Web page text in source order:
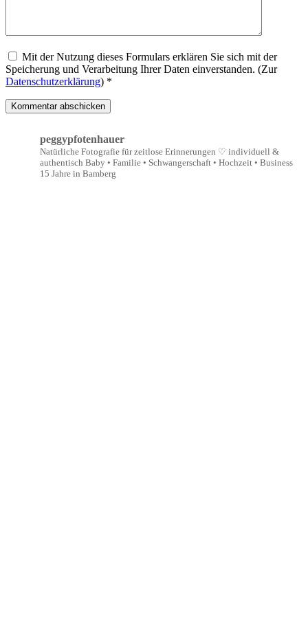
Mit der Nutzung dieses Formulars erklären Sie sich mit der
Speicherung und Verarbeitung Ihrer Daten einverstanden. (Zur
Datenschutzerklärung) *
peggypfotenhauer
Natürliche Fotografie für zeitlose Erinnerungen ♡ individuell &
authentisch Baby • Familie • Schwangerschaft • Hochzeit • Business
15 Jahre in Bamberg